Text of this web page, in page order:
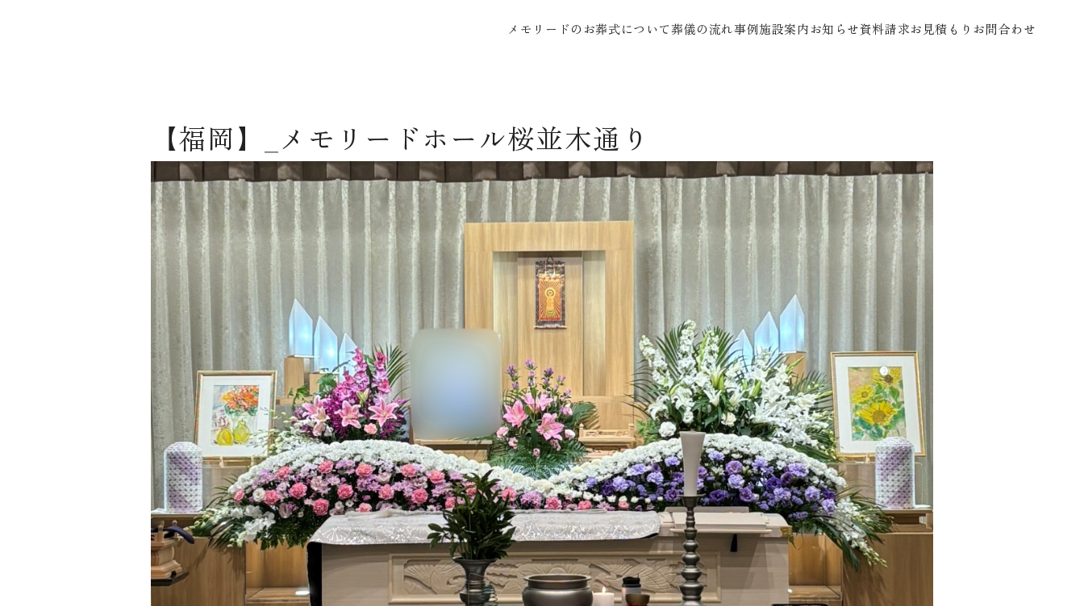
メモリードのお葬式について葬儀の流れ事例施設案内 お知らせ資料請求お見積もり お問合わせ
【福岡】_メモリードホール桜並木通り